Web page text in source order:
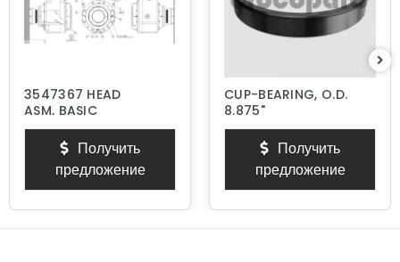
3547367 HEAD
ASM, BASIC
Получить
предложение
CUP-BEARING, O.D.
8.875"
Получить
предложение